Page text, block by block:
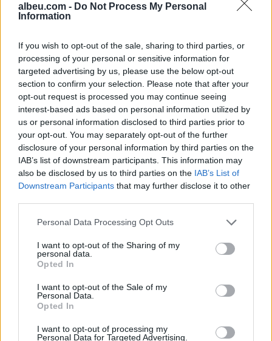
albeu.com - Do Not Process My Personal
Information
If you wish to opt-out of the sale, sharing to third parties, or
processing of your personal or sensitive information for
targeted advertising by us, please use the below opt-out
section to confirm your selection. Please note that after your
opt-out request is processed you may continue seeing
interest-based ads based on personal information utilized by
us or personal information disclosed to third parties prior to
your opt-out. You may separately opt-out of the further
disclosure of your personal information by third parties on the
IAB’s list of downstream participants. This information may
also be disclosed by us to third parties on the IAB’s List of
Downstream Participants that may further disclose it to other
Personal Data Processing Opt Outs
I want to opt-out of the Sharing of my
personal data.
Opted In
I want to opt-out of the Sale of my
Personal Data.
Opted In
I want to opt-out of processing my
Personal Data for Targeted Advertising.
Gruevskin në çështjen “Talir 2
Esim for Global
Esim for USA | Esim for Italy Esim for Spain|Esim